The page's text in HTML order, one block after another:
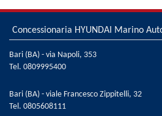
Concessionaria HYUNDAI Marino
Bari (BA) - via Napoli, 353
Tel. 0809995400
Bari (BA) - viale Francesco Zippitelli, 32
Tel. 0805608111